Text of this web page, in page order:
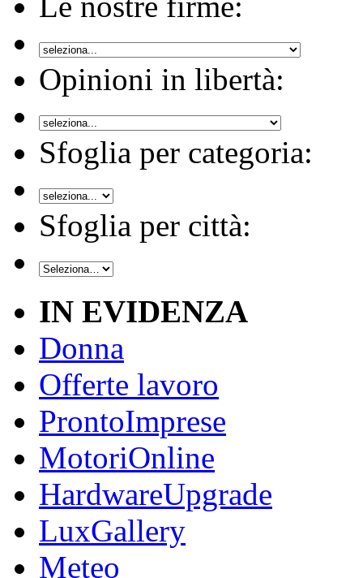
Opinioni in libertà:
Sfoglia per categoria:
Sfoglia per città:
IN EVIDENZA
Donna
Offerte lavoro
ProntoImprese
MotoriOnline
HardwareUpgrade
LuxGallery
Meteo